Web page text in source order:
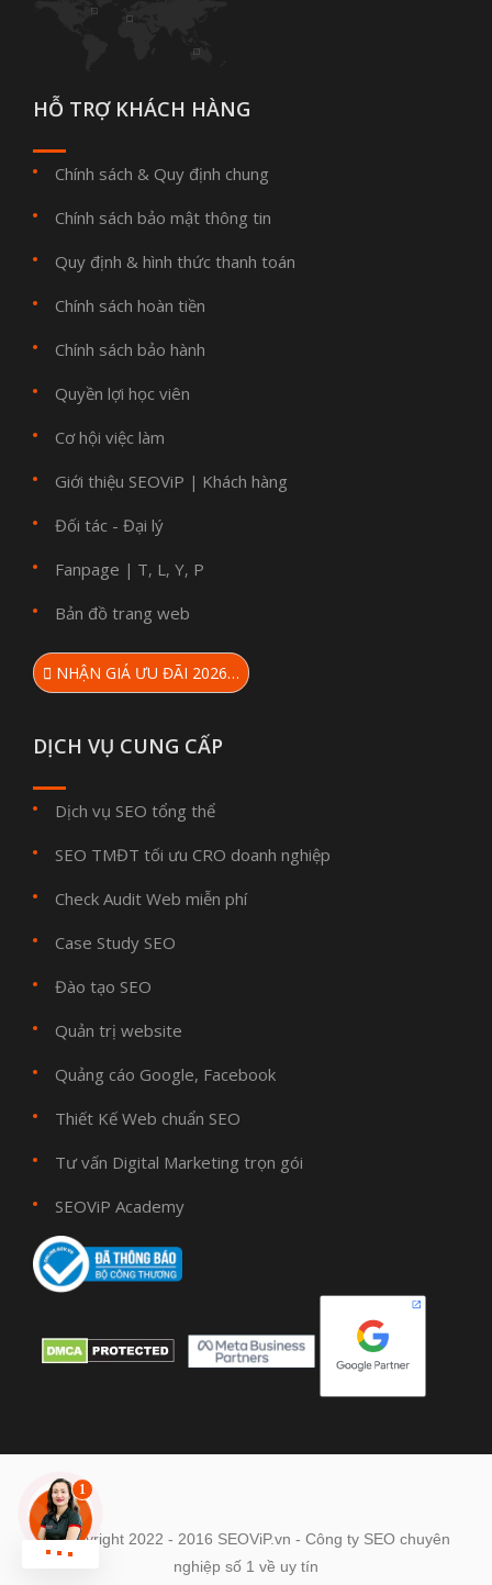
HỖ TRỢ KHÁCH HÀNG
Chính sách & Quy định chung
Chính sách bảo mật thông tin
Quy định & hình thức thanh toán
Chính sách hoàn tiền
Chính sách bảo hành
Quyền lợi học viên
Cơ hội việc làm
Giới thiệu SEOViP | Khách hàng
Đối tác - Đại lý
Fanpage | T, L, Y, P
Bản đồ trang web
NHẬN GIÁ ƯU ĐÃI 2026…
DỊCH VỤ CUNG CẤP
Dịch vụ SEO tổng thể
SEO TMĐT tối ưu CRO doanh nghiệp
Check Audit Web miễn phí
Case Study SEO
Đào tạo SEO
Quản trị website
Quảng cáo Google, Facebook
Thiết Kế Web chuẩn SEO
Tư vấn Digital Marketing trọn gói
SEOViP Academy
© Copyright 2022 - 2016 SEOViP.vn - Công ty SEO chuyên
nghiệp số 1 về uy tín
Chat zalo !